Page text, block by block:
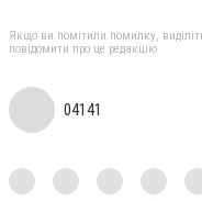
Якщо ви помітили помилку,
повідомити про це редакцію
04141